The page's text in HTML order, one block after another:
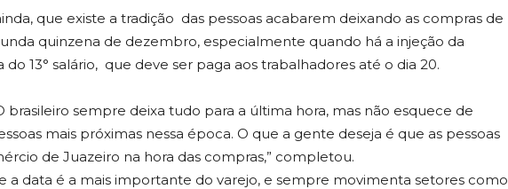
que existe a tradição das pessoas acabarem deixando as compras de
quinzena de dezembro, especialmente quando há a injeção da
13° salário, que deve ser paga aos trabalhadores até o dia 20.
brasileiro sempre deixa tudo para a última hora, mas não esquece de
mais próximas nessa época. O que a gente deseja é que as pessoas
de Juazeiro na hora das compras,” completou.
a data é a mais importante do varejo, e sempre movimenta setores como